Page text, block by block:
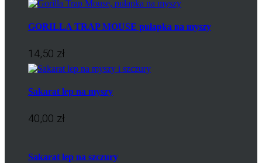
GORILLA TRAP MOUSE pułapka na myszy
14,50 zł
Sakarat lep na myszy
40,00 zł
Sakarat lep na szczury